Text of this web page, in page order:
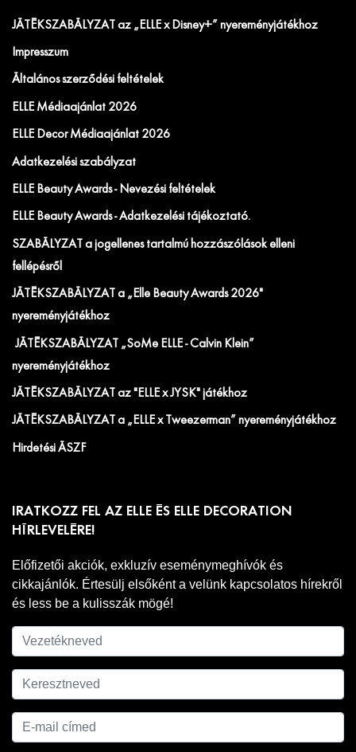
JÁTÉKSZABÁLYZAT az „ELLE x Disney+” nyereményjátékhoz
Impresszum
Általános szerződési feltételek
ELLE Médiaajánlat 2026
ELLE Decor Médiaajánlat 2026
Adatkezelési szabályzat
ELLE Beauty Awards - Nevezési feltételek
ELLE Beauty Awards - Adatkezelési tájékoztató.
SZABÁLYZAT a jogellenes tartalmú hozzászólások elleni
fellépésről
JÁTÉKSZABÁLYZAT a „Elle Beauty Awards 2026"
nyereményjátékhoz
JÁTÉKSZABÁLYZAT „SoMe ELLE - Calvin Klein”
nyereményjátékhoz
JÁTÉKSZABÁLYZAT az "ELLE x JYSK" játékhoz
JÁTÉKSZABÁLYZAT a „ELLE x Tweezerman” nyereményjátékhoz
Hirdetési ÁSZF
IRATKOZZ FEL AZ ELLE ÉS ELLE DECORATION
HÍRLEVELÉRE!
Előfizetői akciók, exkluzív eseménymeghívók és
cikkajánlók. Értesülj elsőként a velünk kapcsolatos hírekről
és less be a kulisszák mögé!